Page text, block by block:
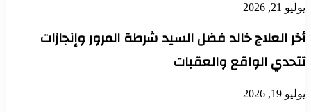
يوليو 21, 2026
أخر العلاج خالد فضل السيد شرطة المرور وإنجازات
تتحدي الواقع والعقبات
يوليو 19, 2026